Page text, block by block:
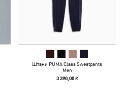
Штани PUMA Class Sweatpants
Men
3 390,00 ₴